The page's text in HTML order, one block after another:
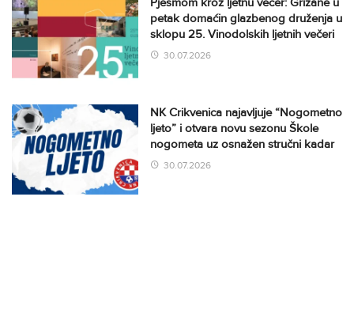
petak domaćin glazbenog druženja u
sklopu 25. Vinodolskih ljetnih večeri
30.07.2026
NK Crikvenica najavljuje “Nogometno
ljeto” i otvara novu sezonu Škole
nogometa uz osnažen stručni kadar
30.07.2026